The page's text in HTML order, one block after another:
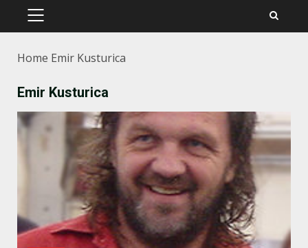
PRIMÄRES
Home Emir Kusturica
Emir Kusturica